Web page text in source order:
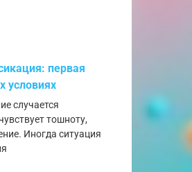
первая
условиях
случается
тошноту,
Иногда ситуация